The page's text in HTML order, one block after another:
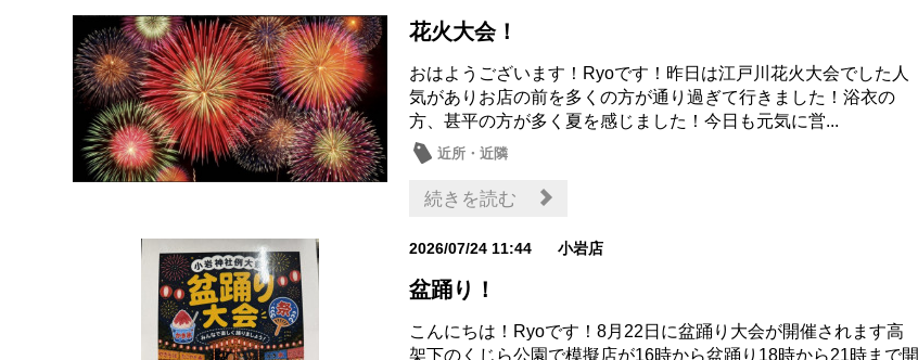
花火大会！
おはようございます！Ryoです！昨日は江戸川花火大会でした人
気がありお店の前を多くの方が通り過ぎて行きました！浴衣の
方、甚平の方が多く夏を感じました！今日も元気に営...
近所・近隣
続きを読む
2026/07/24 11:44 小岩店
盆踊り！
こんにちは！Ryoです！8月22日に盆踊り大会が開催されます高
架下のくじら公園で模擬店が16時から盆踊り18時から21時まで開